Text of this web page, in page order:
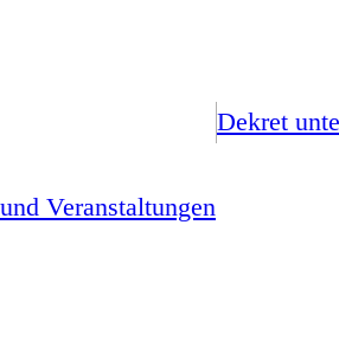
Veranstaltungen
Dekret